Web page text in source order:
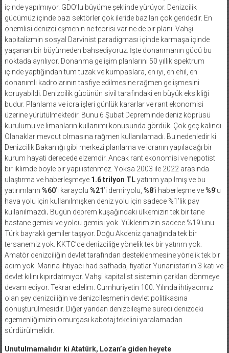
içinde yapılmıyor. GDO’lu büyüme şeklinde yürüyor. Denizcilik
gücümüz içinde bazı sektörler çok ileride bazıları çok geridedir. En
önemlisi denizcileşmenin ne teorisi var ne de bir planı. Vahşi
kapitalizmin sosyal Darvinist paradigması içinde karmaşa içinde
yaşanan bir büyümeden bahsediyoruz. İşte donanmanın gücü bu
noktada ayrılıyor. Donanma gelişim planlarını 50 yıllık spektrum
içinde yaptığından tüm tuzak ve kumpaslara, en iyi, en ehil, en
donanımlı kadrolarının tasfiye edilmesine rağmen gelişmesini
koruyabildi. Denizcilik gücünün sivil tarafındaki en büyük eksikliği
budur. Planlama ve icra işleri günlük kararlar ve rant ekonomisi
üzerine yürütülmektedir. Bunu 6 Şubat Depreminde deniz köprüsü
kurulumu ve limanların kullanımı konusunda gördük. Çok geç kalındı.
Olanaklar mevcut olmasına rağmen kullanılamadı. Bu nedenledir ki
Denizcilik Bakanlığı gibi merkezi planlama ve icranın yapılacağı bir
kurum hayati derecede elzemdir. Ancak rant ekonomisi ve nepotist
bir iklimde böyle bir yapı istenmez. Yoksa 2003 ile 2022 arasında
ulaştırma ve haberleşmeye 1.6 trilyon TLyatırım yapılmış ve bu
yatırımların %60’ı karayolu %21’i demiryolu, %8’i haberleşme ve%9’u
hava yolu için kullanılmışken deniz yolu için sadece %1’lik pay
kullanılmazdı. Bugün deprem kuşağındaki ülkemizin tek bir tane
hastane gemisi ve yolcu gemisi yok. Yüklerimizin sadece %19’unu
Türk bayraklı gemiler taşıyor. Doğu Akdeniz çanağında tek bir
tersanemiz yok. KKTC’de denizciliğe yönelik tek bir yatırım yok.
Amatör denizciliğin devlet tarafından desteklenmesine yönelik tek bir
adım yok. Marina ihtiyacı had safhada, fiyatlar Yunanistan’ın 3 katı ve
devlet kılını kıpırdatmıyor. Vahşi kapitalist sistemin çarkları dönmeye
devam ediyor. Tekrar edelim. Cumhuriyetin 100. Yılında ihtiyacımız
olan şey denizciliğin ve denizcileşmenin devlet politikasına
dönüştürülmesidir. Diğer yandan denizcileşme süreci denizdeki
egemenliğimizin omurgası kabotaj tekelini yaralamadan
sürdürülmelidir.
Unutulmamalıdır ki Atatürk, Lozan’a giden heyete